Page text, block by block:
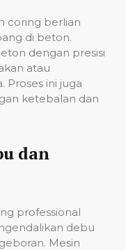
coring berlian
di beton.
dengan presisi
atau
Proses ini juga
ketebalan dan
dan
professional
debu
Mesin